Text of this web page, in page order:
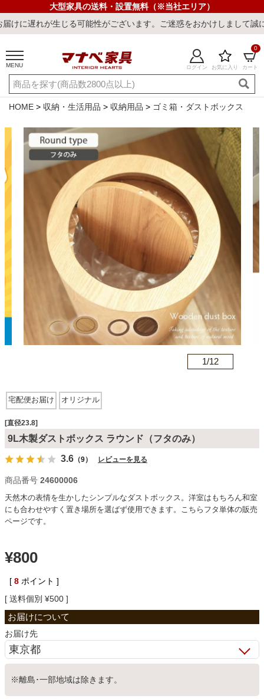
大型家具の送料・設置無料（※当社エリア）
可能性がございます。ご迷惑をおかけしまして誠に申し訳ございま
MENU ログイン お気に入り カート
0
ご利用ガイド 新規会員登録
店舗一覧 閲覧履歴
キーワード・商品番号で探す
最短発送 冷感ラグ ワークデスク ウィルトンラ
椅子・チェア
食器棚・キッチン収納
収納家具
HOME 収納・生活用品 収納用品 ゴミ箱・ダストボックス
1/12
宅配便お届け オリジナル
[直径23.8]
9L木製ダストボックス ラウンド（フタのみ）
3.6 （9） レビューを見る
商品番号 24600006
天然木の表情を生かしたシンプルなダストボックス。洋室はもちろん和室
にも合わせやすく置き場所を選ばず使用できます。こちらフタ単体の販売
ページです。
¥800
[ 8 ポイント ]
送料個別 ¥500
お届け先
※離島･一部地域は除きます。